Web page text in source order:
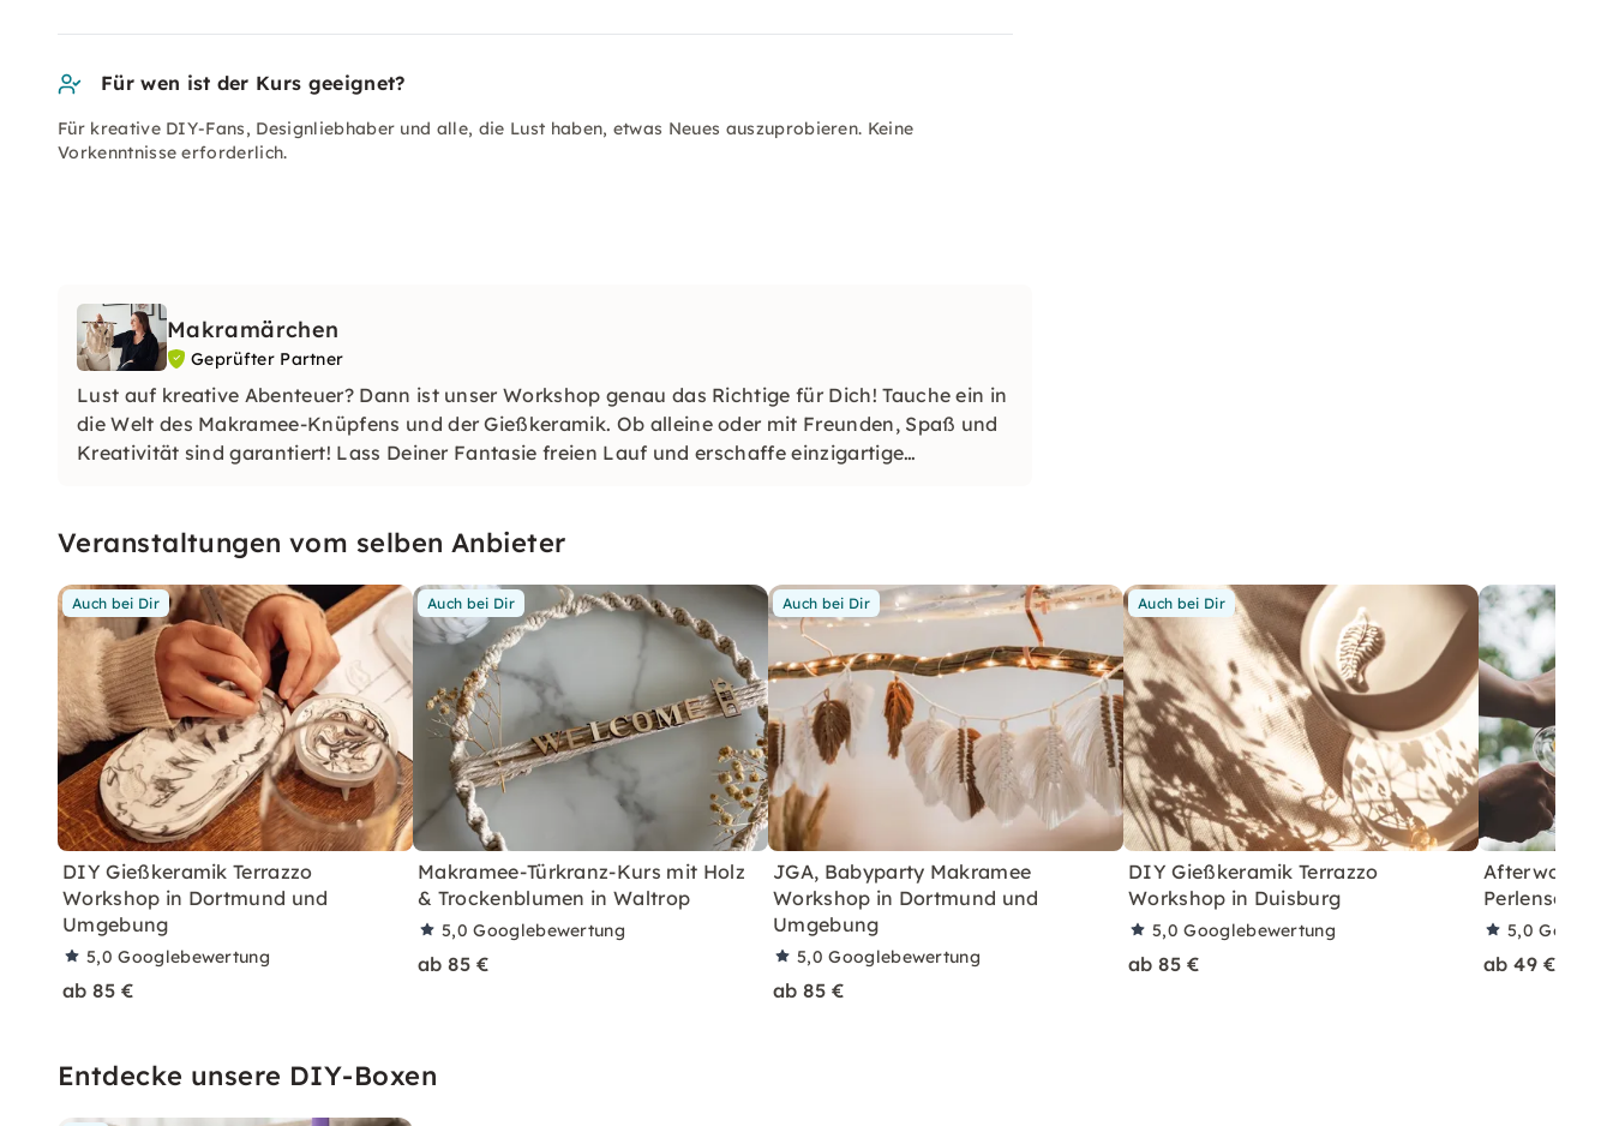
Für wen ist der Kurs geeignet?
Für kreative DIY-Fans, Designliebhaber und alle, die Lust haben, etwas Neues auszuprobieren. Keine
Vorkenntnisse erforderlich.
Makramärchen
Geprüfter Partner
Lust auf kreative Abenteuer? Dann ist unser Workshop genau das Richtige für Dich! Tauche ein in
die Welt des Makramee-Knüpfens und der Gießkeramik. Ob alleine oder mit Freunden, Spaß und
Kreativität sind garantiert! Lass Deiner Fantasie freien Lauf und erschaffe einzigartige
Veranstaltungen vom selben Anbieter
Auch bei Dir
DIY Gießkeramik Terrazzo
Workshop in Dortmund und
Umgebung
5,0Googlebewertung
ab 85 €
Auch bei Dir
Makramee-Türkranz-Kurs mit Holz
& Trockenblumen in Waltrop
5,0Googlebewertung
ab 85 €
Auch bei Dir
JGA, Babyparty Makramee
Workshop in Dortmund und
Umgebung
5,0Googlebewertung
ab 85 €
Auch bei Dir
DIY Gießkeramik Terrazzo
Workshop in Duisburg
5,0Googlebewertung
ab 85 €
Afterwork
5,0
ab 49 €
Entdecke unsere DIY-Boxen